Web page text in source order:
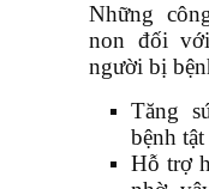
Những
non đối
người bị
Tăng
bệnh
Hỗ trợ